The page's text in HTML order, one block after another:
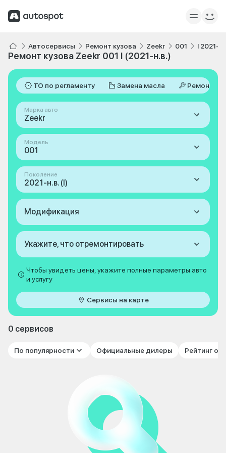
Автосервисы Ремонт кузова Zeekr 001 I 2021-
Ремонт кузова Zeekr 001 I (2021-н.в.)
ТО по регламенту Замена масла Ремонт
Марка авто
Zeekr
Модель
001
Поколение
2021-н.в. (I)
Модификация
Укажите, что отремонтировать
Чтобы увидеть цены, укажите полные параметры авто
и услугу
Сервисы на карте
0 сервисов
По популярности Официальные дилеры Рейтинг